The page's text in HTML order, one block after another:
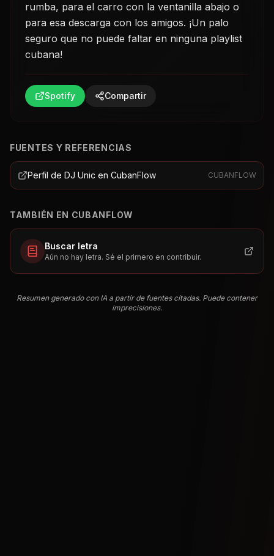
rumba, para el carro con la ventanilla abajo o
para esa descarga con los amigos. ¡Un palo
seguro que no puede faltar en ninguna playlist
cubana!
Spotify Compartir
FUENTES Y REFERENCIAS
Perfil de DJ Unic en CubanFlow CUBANFLOW
TAMBIÉN EN CUBANFLOW
Buscar letra
Aún no hay letra. Sé el primero en contribuir.
Resumen generado con IA a partir de fuentes citadas. Puede contener
imprecisiones.